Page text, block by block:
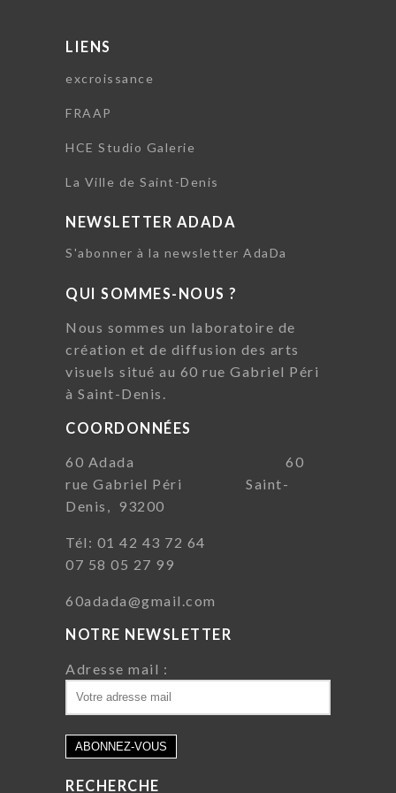
LIENS
excroissance
FRAAP
HCE Studio Galerie
La Ville de Saint-Denis
NEWSLETTER ADADA
S'abonner à la newsletter AdaDa
QUI SOMMES-NOUS ?
Nous sommes un laboratoire de
création et de diffusion des arts
visuels situé au 60 rue Gabriel Péri
à Saint-Denis.
COORDONNÉES
60 Adada 60
rue Gabriel Péri Saint-
Denis, 93200
Tél: 01 42 43 72 64
07 58 05 27 99
60adada@gmail.com
NOTRE NEWSLETTER
Adresse mail :
RECHERCHE